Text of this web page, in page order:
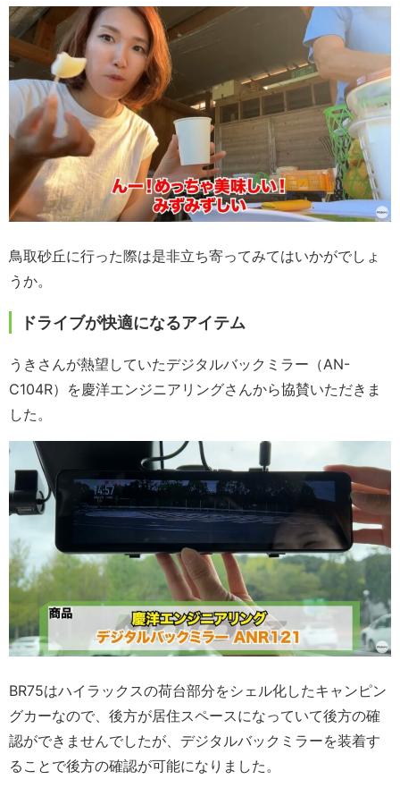
鳥取砂丘に行った際は是非立ち寄ってみてはいかがでしょ
うか。
ドライブが快適になるアイテム
うきさんが熱望していたデジタルバックミラー（AN-
C104R）を慶洋エンジニアリングさんから協賛いただきま
した。
BR75はハイラックスの荷台部分をシェル化したキャンピン
グカーなので、後方が居住スペースになっていて後方の確
認ができませんでしたが、デジタルバックミラーを装着す
ることで後方の確認が可能になりました。